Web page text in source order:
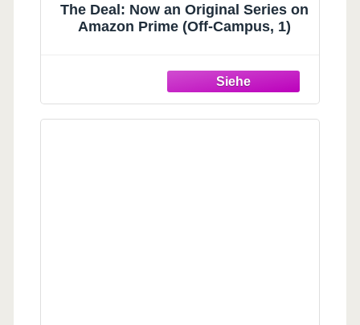
The Deal: Now an Original Series on
Amazon Prime (Off-Campus, 1)